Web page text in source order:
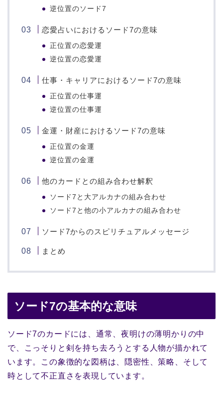
逆位置のソード7
恋愛占いにおけるソード7の意味
正位置の恋愛運
逆位置の恋愛運
仕事・キャリアにおけるソード7の意味
正位置の仕事運
逆位置の仕事運
金運・財産におけるソード7の意味
正位置の金運
逆位置の金運
他のカードとの組み合わせ解釈
ソード7と大アルカナの組み合わせ
ソード7と他の小アルカナの組み合わせ
ソード7からのスピリチュアルメッセージ
まとめ
ソード7の基本的な意味
ソード7のカードには、通常、夜明けの薄明かりの中
で、こっそりと剣を持ち去ろうとする人物が描かれて
います。この象徴的な図柄は、隠密性、策略、そして
時として不正直さを表現しています。